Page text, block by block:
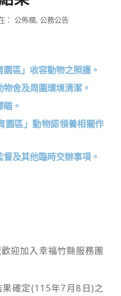
： 公佈欄, 公務公告
區」收容動物之照護。
舍及周圍環境清潔。
。
園區」動物認領養相關作
及其他臨時交辦事項。
迎加入幸福竹縣服務團
確定(115年7月8日)之